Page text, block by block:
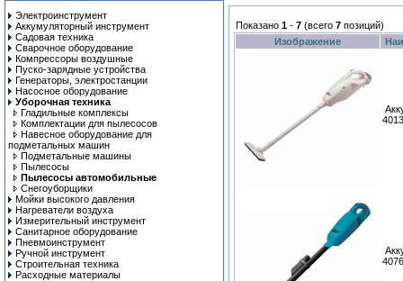
Электроинструмент
Аккумуляторный инструмент
Садовая техника
Сварочное оборудование
Компрессоры воздушные
Пуско-зарядные устройства
Генераторы, электростанции
Насосное оборудование
Уборочная техника
Гладильные комплексы
Комплектации для пылесосов
Навесное оборудование для
подметальных машин
Подметальные машины
Пылесосы
Пылесосы автомобильные
Снегоуборщики
Мойки высокого давления
Нагреватели воздуха
Измерительный инструмент
Санитарное оборудование
Пневмоинструмент
Ручной инcтрумент
Строительная техника
Расходные материалы
Показано 1 - 7 (всего 7 позиций)
Изображение